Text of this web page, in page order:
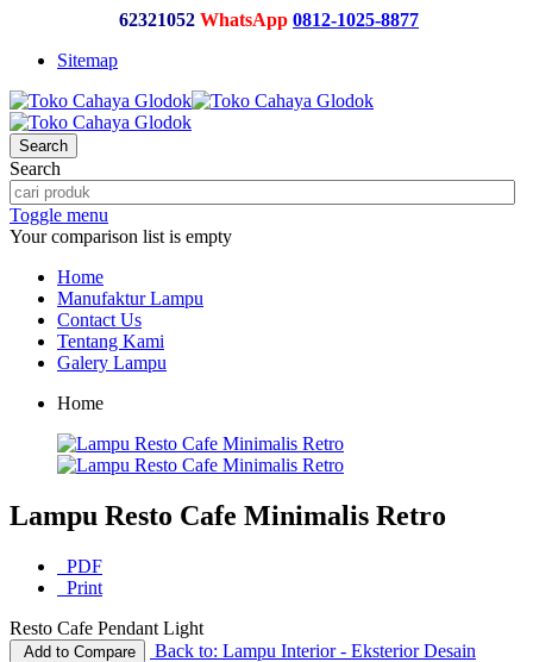
62321052 WhatsApp 0812-1025-8877
Sitemap
Search
Search
Toggle menu
Your comparison list is empty
Home
Manufaktur Lampu
Contact Us
Tentang Kami
Galery Lampu
Home
Lampu Resto Cafe Minimalis Retro
PDF
Print
Resto Cafe Pendant Light
Add to Compare Back to: Lampu Interior - Eksterior Desain